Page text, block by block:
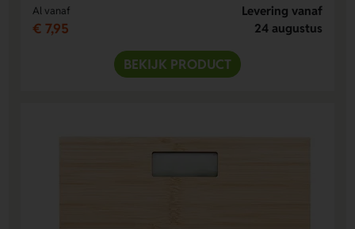
Al vanaf
€ 7,95
Levering vanaf
24 augustus
BEKIJK PRODUCT